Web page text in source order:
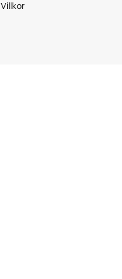
Villkor